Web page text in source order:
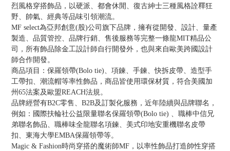
烈風格穿搭飾品，以硬派、都會休閒、復古紳士三種風格詮釋狂
野、帥氣、經典等品味引領潮流。
MF select為亞邦創意(股)公司旗下品牌，擁有從開發、設計、量產
製造、品質管控、品牌行銷、售後服務等完整一條龍MIT精品公
司，所有飾品除金工設計師自行開發外，也與來自歐美跨國設計
師合作開發。
商品項目：保羅領帶(Bolo tie)、項鍊、手鍊、快拆皮帶、造型手
工帶扣、潮流帽等率性飾品，商品皆使用環保材質，符合美國加
州65法案及歐盟REACH法規。
品牌經營有B2C零售、B2B及訂製化服務，近年陸續與品牌聯名，
例如：國際扶輪社公益限量聯名保羅領帶(Bolo tie) 、職棒中信兄
弟聯名飾品、職棒味全龍聯名項鍊、美式印地安重機聯名皮帶
扣、東海大學EMBA保羅領帶等。
Magic & Fashion時尚穿搭的魔術師MF，以率性飾品打造帥性穿搭